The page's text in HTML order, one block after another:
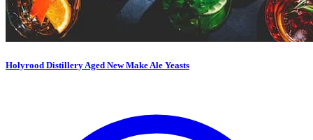
Holyrood Distillery Aged New Make Ale Yeasts